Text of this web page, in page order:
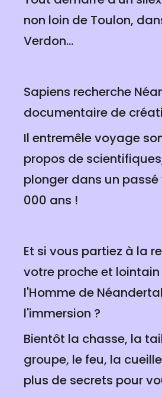
non loin de Toulon,
Verdon...
Sapiens recherche
documentaire de
Il entremêle voyage
propos de
plonger dans un passé
000 ans !
Et si vous partiez à la
votre proche et
l'Homme de
l'immersion ?
Bientôt la chasse, la
groupe, le feu, la
plus de secrets pour